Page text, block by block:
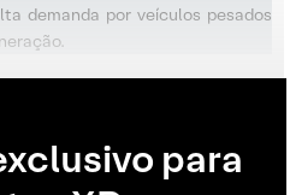
demanda por veículos pesados
para